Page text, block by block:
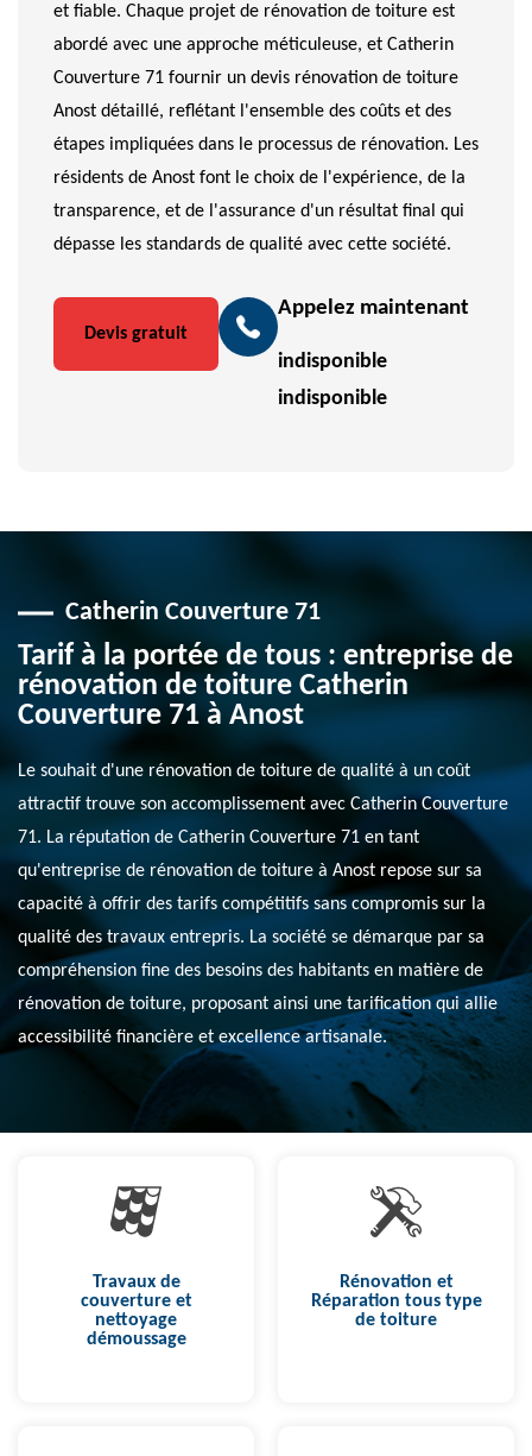
et fiable. Chaque projet de rénovation de toiture est
abordé avec une approche méticuleuse, et Catherin
Couverture 71 fournir un devis rénovation de toiture
Anost détaillé, reflétant l'ensemble des coûts et des
étapes impliquées dans le processus de rénovation. Les
résidents de Anost font le choix de l'expérience, de la
transparence, et de l'assurance d'un résultat final qui
dépasse les standards de qualité avec cette société.
Devis gratuit
Appelez maintenant
indisponible
indisponible
Catherin Couverture 71
Tarif à la portée de tous : entreprise de
rénovation de toiture Catherin
Couverture 71 à Anost
Le souhait d'une rénovation de toiture de qualité à un coût
attractif trouve son accomplissement avec Catherin Couverture
71. La réputation de Catherin Couverture 71 en tant
qu'entreprise de rénovation de toiture à Anost repose sur sa
capacité à offrir des tarifs compétitifs sans compromis sur la
qualité des travaux entrepris. La société se démarque par sa
compréhension fine des besoins des habitants en matière de
rénovation de toiture, proposant ainsi une tarification qui allie
accessibilité financière et excellence artisanale.
Travaux de
couverture et
nettoyage
démoussage
Rénovation et
Réparation tous type
de toiture